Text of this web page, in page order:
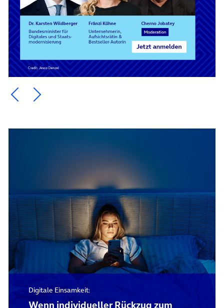
Ein Element zurück blättern
Ein Element weiter blättern
Digitale Einsamkeit: